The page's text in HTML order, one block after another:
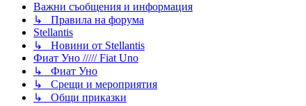
Важни съобщения и информация
↳ Правила на форума
Stellantis
↳ Новини от Stellantis
Фиат Уно ///// Fiat Uno
↳ Фиат Уно
↳ Срещи и мероприятия
↳ Общи приказки